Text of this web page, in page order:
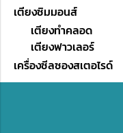
เตียงซิมมอนส์
เตียงทำคลอด
เตียงฟาวเลอร์
เครื่องซีลซองสเตอไรด์